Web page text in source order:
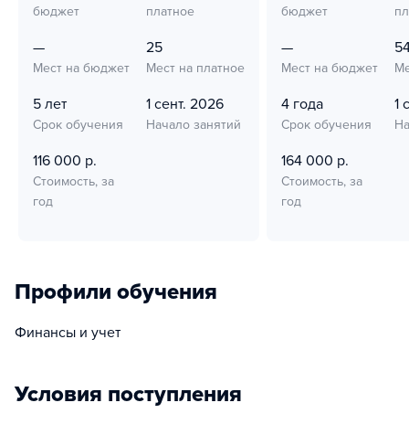
бюджет
платное
—
Мест на бюджет
25
Мест на платное
5 лет
Срок обучения
1 сент. 2026
Начало занятий
116 000 р.
Стоимость, за
год
бюджет
—
Мест на бюджет
4 года
Срок обучения
1
164 000 р.
Стоимость, за
год
Профили обучения
Финансы и учет
Условия поступления